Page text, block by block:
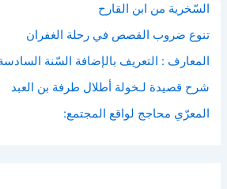
السّخرية من ابن القارح
تنوع ضروب القصص في رحلة الغفران
المعارف : التعريف بالإضافة السّنة
شرح قصيدة لـخولة أطلال طرفة بن العبد
المعرّي محاجج لواقع المجتمع: